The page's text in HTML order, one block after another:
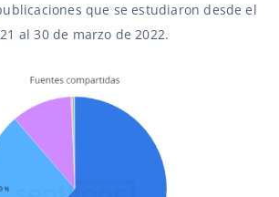
que se estudiaron desde el
al 30 de marzo de 2022.